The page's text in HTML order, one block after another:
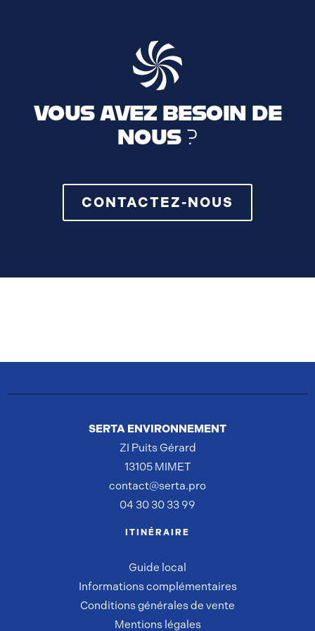
VOUS AVEZ BESOIN DE
NOUS ?
CONTACTEZ-NOUS
SERTA ENVIRONNEMENT
ZI Puits Gérard
13105 MIMET
contact@serta.pro
04 30 30 33 99
ITINÉRAIRE
Guide local
Informations complémentaires
Conditions générales de vente
Mentions légales